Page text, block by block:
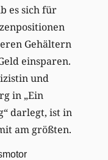
es sich für
Gehältern
einsparen.
und
in „Ein
darlegt, ist in
am größten.